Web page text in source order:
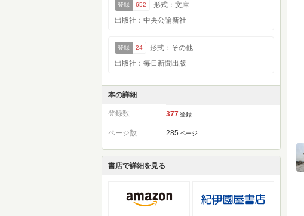
登録 652
形式：文庫
出版社：中央公論新社
登録 24
形式：その他
出版社：毎日新聞出版
本の詳細
登録数 377 登録
ページ数 285 ページ
書店で詳細を見る